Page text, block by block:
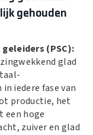
gehouden
geleiders (PSC):
glad
iedere fase van
productie, het
een hoge
zuiver en glad